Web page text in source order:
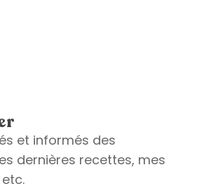
et informés des
dernières recettes, mes